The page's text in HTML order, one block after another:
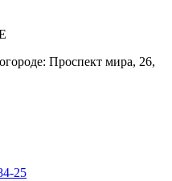
Проспект мира, 26,
25